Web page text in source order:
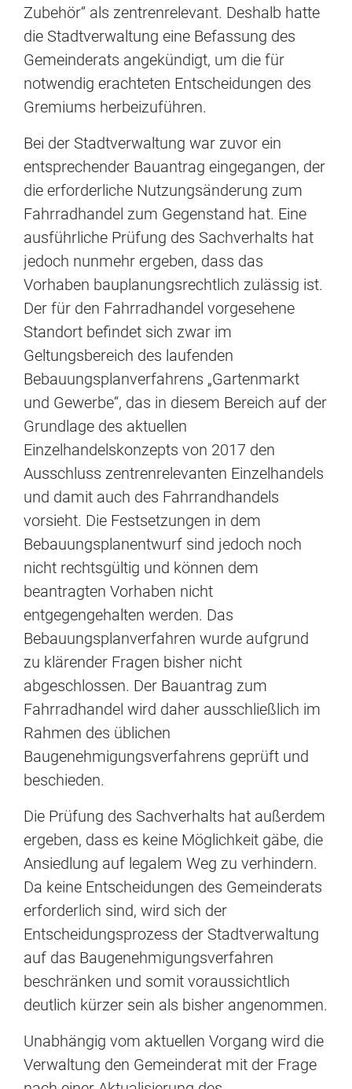
Zubehör“ als zentrenrelevant. Deshalb hatte
die Stadtverwaltung eine Befassung des
Gemeinderats angekündigt, um die für
notwendig erachteten Entscheidungen des
Gremiums herbeizuführen.
Bei der Stadtverwaltung war zuvor ein
entsprechender Bauantrag eingegangen, der
die erforderliche Nutzungsänderung zum
Fahrradhandel zum Gegenstand hat. Eine
ausführliche Prüfung des Sachverhalts hat
jedoch nunmehr ergeben, dass das
Vorhaben bauplanungsrechtlich zulässig ist.
Der für den Fahrradhandel vorgesehene
Standort befindet sich zwar im
Geltungsbereich des laufenden
Bebauungsplanverfahrens „Gartenmarkt
und Gewerbe“, das in diesem Bereich auf der
Grundlage des aktuellen
Einzelhandelskonzepts von 2017 den
Ausschluss zentrenrelevanten Einzelhandels
und damit auch des Fahrrandhandels
vorsieht. Die Festsetzungen in dem
Bebauungsplanentwurf sind jedoch noch
nicht rechtsgültig und können dem
beantragten Vorhaben nicht
entgegengehalten werden. Das
Bebauungsplanverfahren wurde aufgrund
zu klärender Fragen bisher nicht
abgeschlossen. Der Bauantrag zum
Fahrradhandel wird daher ausschließlich im
Rahmen des üblichen
Baugenehmigungsverfahrens geprüft und
beschieden.
Die Prüfung des Sachverhalts hat außerdem
ergeben, dass es keine Möglichkeit gäbe, die
Ansiedlung auf legalem Weg zu verhindern.
Da keine Entscheidungen des Gemeinderats
erforderlich sind, wird sich der
Entscheidungsprozess der Stadtverwaltung
auf das Baugenehmigungsverfahren
beschränken und somit voraussichtlich
deutlich kürzer sein als bisher angenommen.
Unabhängig vom aktuellen Vorgang wird die
Verwaltung den Gemeinderat mit der Frage